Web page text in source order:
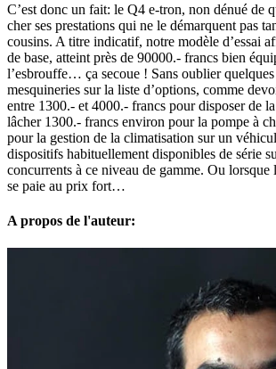
C’est donc un fait: le Q4 e-tron, non dénué de
cher ses prestations qui ne le démarquent pas
cousins. A titre indicatif, notre modèle d’essai
de base, atteint près de 90000.- francs bien
l’esbrouffe… ça secoue ! Sans oublier quelques
mesquineries sur la liste d’options, comme
entre 1300.- et 4000.- francs pour disposer de
lâcher 1300.- francs environ pour la pompe à
pour la gestion de la climatisation sur un
dispositifs habituellement disponibles de série
concurrents à ce niveau de gamme. Ou lorsque
se paie au prix fort…
A propos de l'auteur: